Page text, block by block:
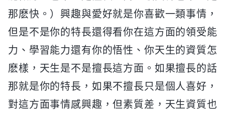
那麽快。）興趣與愛好就是你喜歡一類事情，
但是不是你的特長還得看你在這方面的領受能
力、學習能力還有你的悟性、你天生的資質怎
麽樣，天生是不是擅長這方面。如果擅長的話
那就是你的特長，如果不擅長只是個人喜好，
對這方面事情感興趣，但素質差，天生資質也